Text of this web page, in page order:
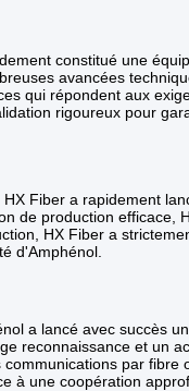
constitué une
avancées
qui répondent aux
rigoureux pour
Fiber a rapidement
de production
HX Fiber a
d'Amphénol.
a lancé avec succès
reconnaissance et un
par
à une coopération